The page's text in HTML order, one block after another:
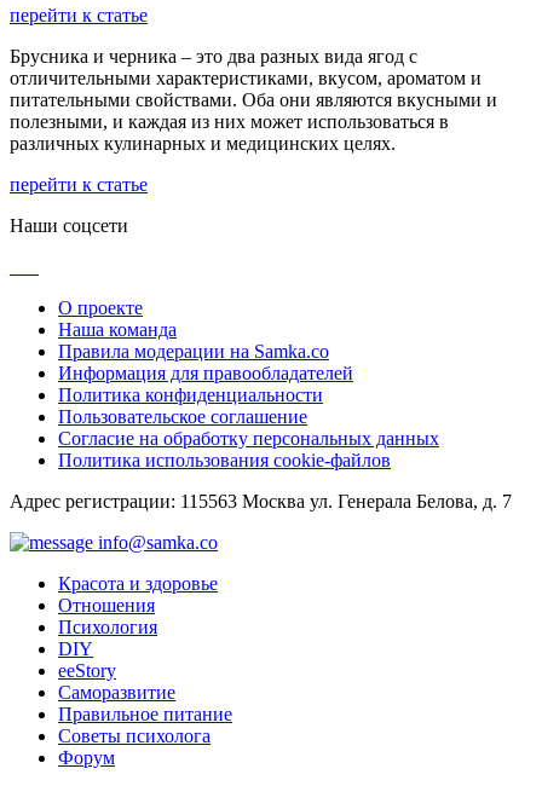
перейти к статье
Брусника и черника – это два разных вида ягод с
отличительными характеристиками, вкусом, ароматом и
питательными свойствами. Оба они являются вкусными и
полезными, и каждая из них может использоваться в
различных кулинарных и медицинских целях.
перейти к статье
Наши соцсети
О проекте
Наша команда
Правила модерации на Samka.co
Информация для правообладателей
Политика конфиденциальности
Пользовательское соглашение
Согласие на обработку персональных данных
Политика использования cookie-файлов
Адрес регистрации: 115563 Москва ул. Генерала Белова, д. 7
info@samka.co
Красота и здоровье
Отношения
Психология
DIY
ееStory
Саморазвитие
Правильное питание
Советы психолога
Форум